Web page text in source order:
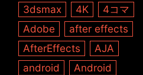
3dsmax
4K
4コマ
Adobe
after effects
AfterEffects
AJA
android
Android